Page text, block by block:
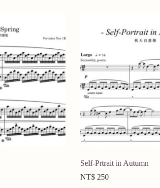
Self-Prtrait in Autumn
NT$ 250